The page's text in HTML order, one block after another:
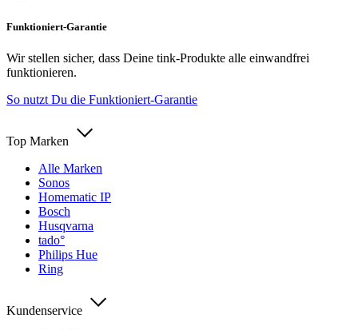
Funktioniert-Garantie
Wir stellen sicher, dass Deine tink-Produkte alle einwandfrei
funktionieren.
So nutzt Du die Funktioniert-Garantie
Top Marken
Alle Marken
Sonos
Homematic IP
Bosch
Husqvarna
tado°
Philips Hue
Ring
Kundenservice